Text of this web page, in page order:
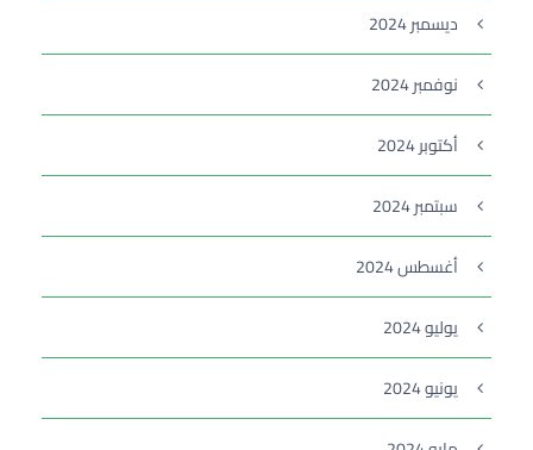
ديسمبر 2024
نوفمبر 2024
أكتوبر 2024
سبتمبر 2024
أغسطس 2024
يوليو 2024
يونيو 2024